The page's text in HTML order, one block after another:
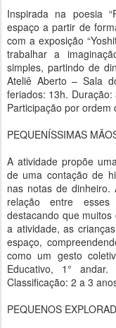
Inspirada na poesia
espaço a partir de
com a exposição
trabalhar a
simples, partindo de
Ateliê Aberto – Sala
feriados: 13h.
Participação por ordem
PEQUENÍSSIMAS
A atividade propõe
de uma contação de
nas notas de
relação entre
destacando que
a atividade, as
espaço,
como um gesto
Educativo, 1°
Classificação: 2 a 3
PEQUENOS